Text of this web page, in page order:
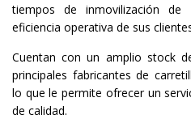
tiempos de inmovilización
eficiencia operativa de sus
Cuentan con un amplio stock
principales fabricantes de
lo que le permite ofrecer un
de calidad.